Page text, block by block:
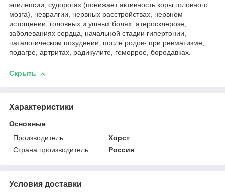
эпилепсии, судорогах (понижает активность коры головного
мозга), невралгии, нервных расстройствах, нервном
истощении, головных и ушных болях, атеросклерозе,
заболеваниях сердца, начальной стадии гипертонии,
паталогическом похудении, после родов- при ревматизме,
подагре, артритах, радикулите, геморрое, бородавках.
Скрыть
Характеристики
Основные
Производитель
Хорст
Страна производитель
Россия
Условия доставки